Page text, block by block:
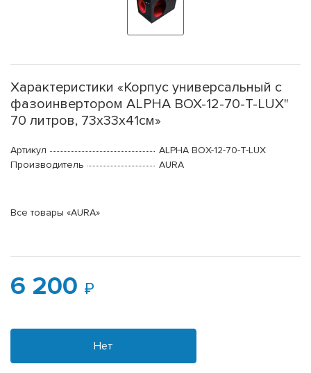
Характеристики «Корпус универсальный с
фазоинвертором ALPHA BOX-12-70-T-LUX"
70 литров, 73х33х41см»
Артикул
ALPHA BOX-12-70-T-LUX
Производитель
AURA
Все товары «AURA»
6 200
Нет